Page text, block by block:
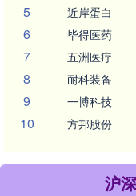
5 近岸蛋白
6 毕得医药
7 五洲医疗
8 耐科装备
9 一博科技
10 方邦股份
沪